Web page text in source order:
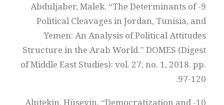
9- Abduljaber, Malek. “The Determinants of
Political Cleavages in Jordan, Tunisia, and
Yemen: An Analysis of Political Attitudes
Structure in the Arab World.” DOMES (Digest
of Middle East Studies): vol. 27, no. 1, 2018. pp.
97-120.